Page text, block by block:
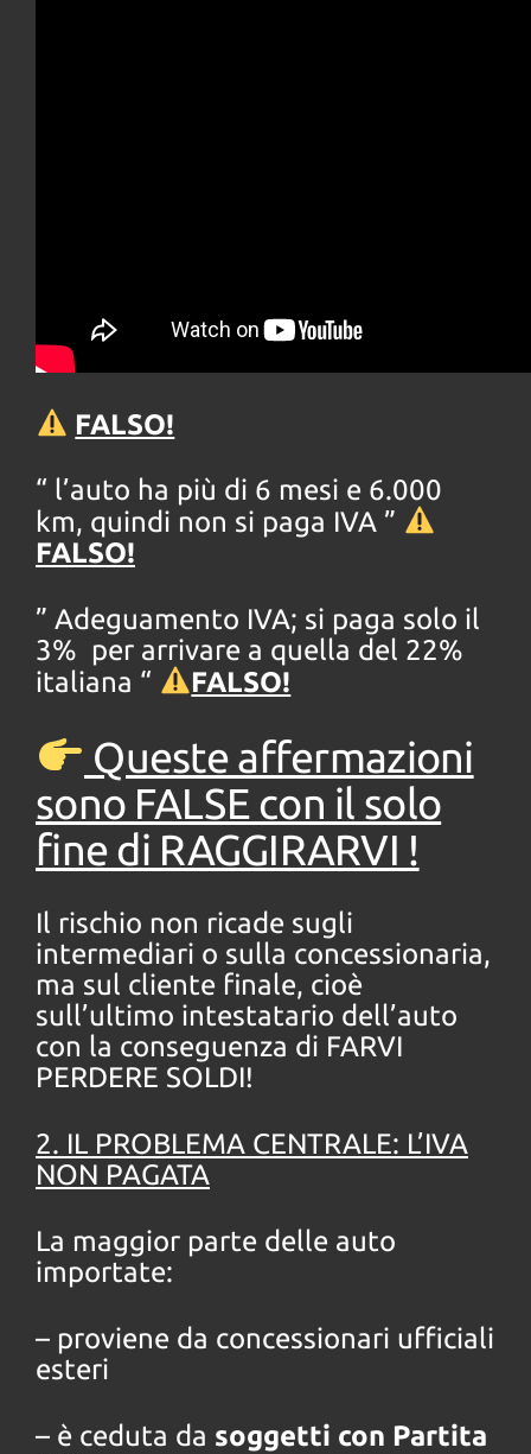
FALSO!
“ l’auto ha più di 6 mesi e 6.000
km, quindi non si paga IVA ”
FALSO!
” Adeguamento IVA; si paga solo il
3% per arrivare a quella del 22%
italiana “
FALSO!
Queste affermazioni
sono FALSE con il solo
fine di RAGGIRARVI !
Il rischio non ricade sugli
intermediari o sulla concessionaria,
ma sul cliente finale, cioè
sull’ultimo intestatario dell’auto
con la conseguenza di FARVI
PERDERE SOLDI!
2. IL PROBLEMA CENTRALE: L’IVA
NON PAGATA
La maggior parte delle auto
importate:
– proviene da concessionari ufficiali
esteri
– è ceduta da soggetti con Partita